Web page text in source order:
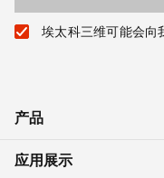
埃太科三维可能会向
产品
应用展示